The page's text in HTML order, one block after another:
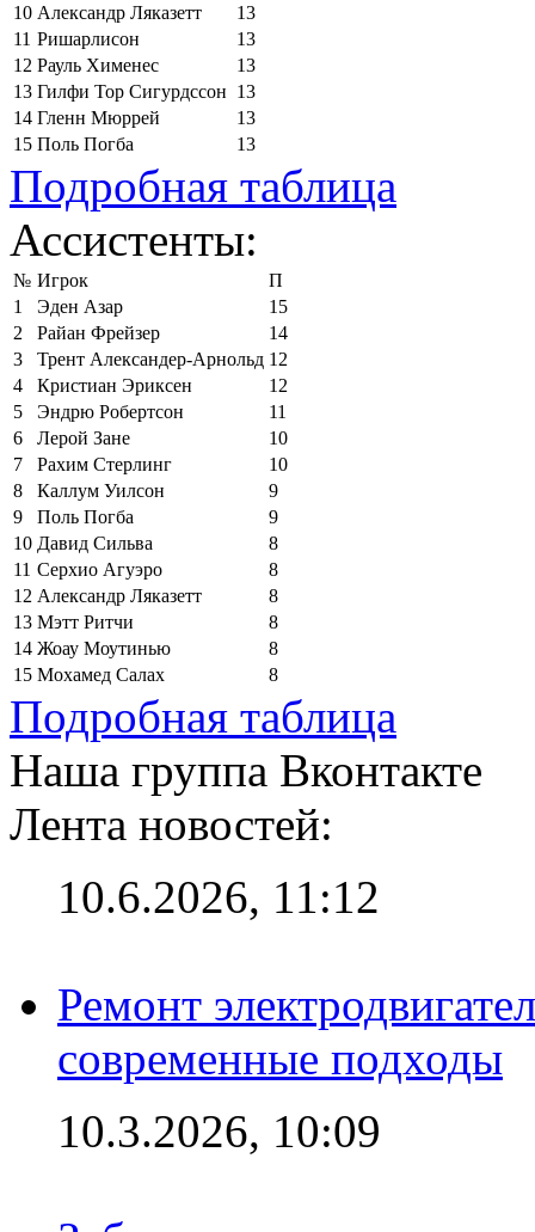
10 Александр Ляказетт
13
11 Ришарлисон
13
12 Рауль Хименес
13
13 Гилфи Тор Сигурдссон 13
14 Гленн Мюррей
13
15 Поль Погба 13
Подробная таблица
Ассистенты:
№ Игрок
П
1
Эден Азар
15
2
Райан Фрейзер
14
3
Трент Александер-Арнольд 12
4
Кристиан Эриксен
12
5
Эндрю Робертсон
11
6
Лерой Зане
10
7
Рахим Стерлинг
10
8
Каллум Уилсон
9
9
Поль Погба
9
10 Давид Сильва
8
11 Серхио Агуэро
8
12 Александр Ляказетт
8
13 Мэтт Ритчи
8
14 Жоау Моутинью
8
15 Мохамед Салах 8
Подробная таблица
Наша группа Вконтакте
Лента новостей:
10.6.2026, 11:12
Ремонт
современные подходы
10.3.2026, 10:09